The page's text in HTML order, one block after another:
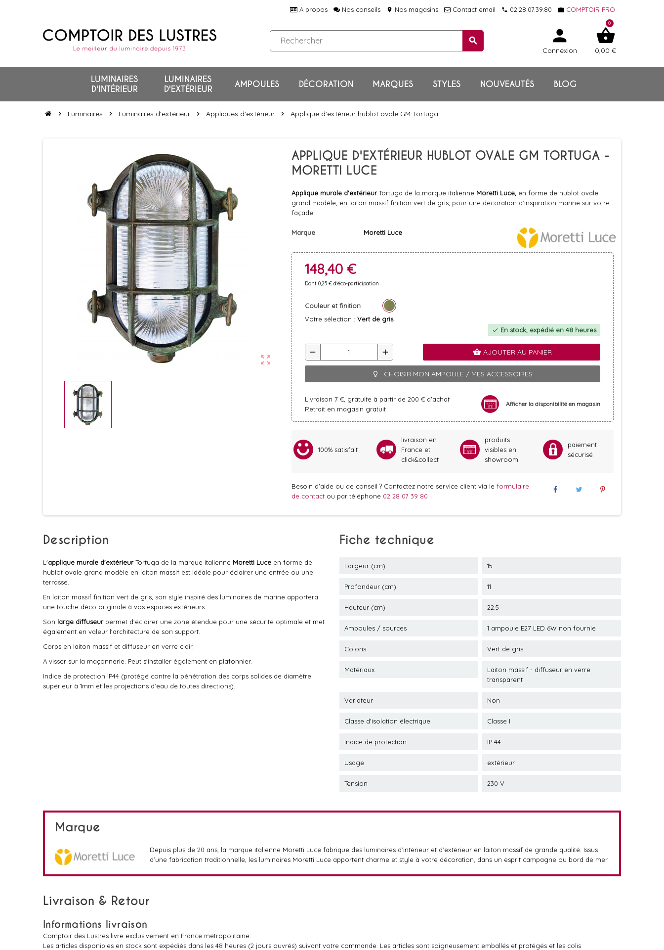
A propos Nos conseils location_on Nos magasins Contact email local_phone 02.28.07.39.80 COMPTOIR PRO
search person
Connexion
shopping_basket
0,00 €
0
LUMINAIRES
D'INTÉRIEUR
LUMINAIRES
D'EXTÉRIEUR
AMPOULES DÉCORATION MARQUES STYLES NOUVEAUTÉS BLOG
chevron_right Luminaires chevron_right Luminaires d'extérieur chevron_right Appliques d'extérieur chevron_right Applique d'extérieur hublot ovale GM Tortuga
zoom_out_map
APPLIQUE D'EXTÉRIEUR HUBLOT OVALE GM TORTUGA -
MORETTI LUCE
Applique murale d'extérieurTortuga de la marque italienne Moretti Luce, en forme de hublot ovale
grand modèle, en laiton massif finition vert de gris, pour une décoration d'inspiration marine sur votre
façade.
Marque Moretti Luce
148,40 €
Dont 0,25 € d'éco-participation
Couleur et finition
Votre sélection : Vert de gris
check En stock, expédié en 48 heures
remove add shopping_basket AJOUTER AU PANIER
lightbulb_outline CHOISIR MON AMPOULE / MES ACCESSOIRES
Livraison 7 €, gratuite à partir de 200 € d'achat
Retrait en magasin gratuit
Afficher la disponibilité en magasin
100% satisfait
livraison en
France et
click&collect
produits
visibles en
showroom
paiement
sécurisé
Besoin d'aide ou de conseil ? Contactez notre service client via le formulaire
de contact ou par téléphone 02 28 07 39 80
Description
L'applique murale d'extérieurTortuga de la marque italienne Moretti Luce en forme de
hublot ovale grand modèle en laiton massif est idéale pour éclairer une entrée ou une
terrasse.
En laiton massif finition vert de gris, son style inspiré des luminaires de marine apportera
une touche déco originale à vos espaces extérieurs.
Son large diffuseurpermet d'éclairer une zone étendue pour une sécurité optimale et met
également en valeur l'architecture de son support.
Corps en laiton massif et diffuseur en verre clair.
A visser sur la maçonnerie. Peut s'installer également en plafonnier.
Indice de protection IP44 (protégé contre la pénétration des corps solides de diamètre
supérieur à 1mm et les projections d'eau de toutes directions).
Fiche technique
Largeur (cm) 15
Profondeur (cm) 11
Hauteur (cm) 22.5
Ampoules / sources 1 ampoule E27 LED 6W non fournie
Coloris Vert de gris
Matériaux
Laiton massif - diffuseur en verre
transparent
Variateur Non
Classe d'isolation électrique Classe I
Indice de protection IP 44
Usage extérieur
Tension 230 V
Marque
Depuis plus de 20 ans, la marque italienne Moretti Luce fabrique des luminaires d'intérieur et d'extérieur en laiton massif de grande qualité. Issus
d'une fabrication traditionnelle, les luminaires Moretti Luce apportent charme et style à votre décoration, dans un esprit campagne ou bord de mer.
Livraison & Retour
Informations livraison
Comptoir des Lustres livre exclusivement en France métropolitaine.
Les articles disponibles en stock sont expédiés dans les 48 heures (2 jours ouvrés) suivant votre commande. Les articles sont soigneusement emballés et protégés et les colis